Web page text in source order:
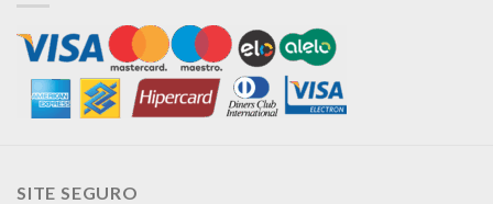
SITE SEGURO